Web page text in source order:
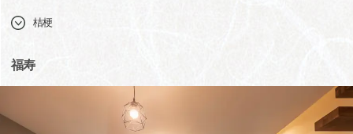
桔梗
福寿